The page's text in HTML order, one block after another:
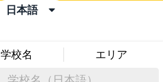
日本語
学校名 エリア